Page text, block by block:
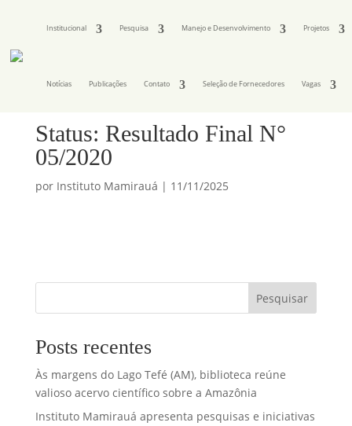
Institucional Pesquisa Manejo e Desenvolvimento Projetos
Notícias Publicações Contato Seleção de Fornecedores Vagas
Status: Resultado Final N°
05/2020
por Instituto Mamirauá | 11/11/2025
Pesquisar
Posts recentes
Às margens do Lago Tefé (AM), biblioteca reúne
valioso acervo científico sobre a Amazônia
Instituto Mamirauá apresenta pesquisas e iniciativas